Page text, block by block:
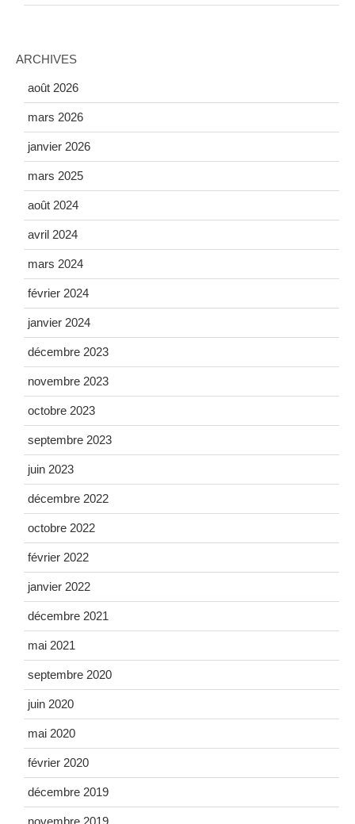
ARCHIVES
août 2026
mars 2026
janvier 2026
mars 2025
août 2024
avril 2024
mars 2024
février 2024
janvier 2024
décembre 2023
novembre 2023
octobre 2023
septembre 2023
juin 2023
décembre 2022
octobre 2022
février 2022
janvier 2022
décembre 2021
mai 2021
septembre 2020
juin 2020
mai 2020
février 2020
décembre 2019
novembre 2019